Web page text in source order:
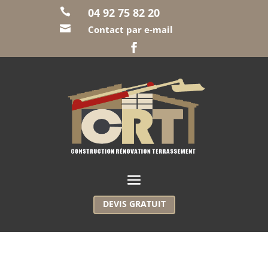
 04 92 75 82 20
 Contact par e-mail
DEVIS GRATUIT